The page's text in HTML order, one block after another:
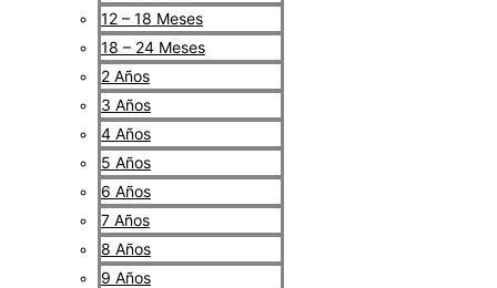
12 – 18 Meses
18 – 24 Meses
2 Años
3 Años
4 Años
5 Años
6 Años
7 Años
8 Años
9 Años